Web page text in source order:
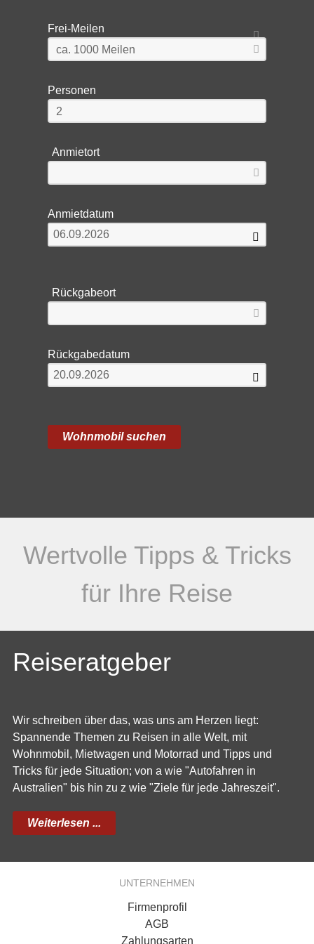
Frei-Meilen
Personen
Anmietort
Anmietdatum
Rückgabeort
Rückgabedatum
Wertvolle Tipps & Tricks
für Ihre Reise
Reiseratgeber
Wir schreiben über das, was uns am Herzen liegt:
Spannende Themen zu Reisen in alle Welt, mit
Wohnmobil, Mietwagen und Motorrad und Tipps und
Tricks für jede Situation; von a wie "Autofahren in
Australien" bis hin zu z wie "Ziele für jede Jahreszeit".
Weiterlesen ...
UNTERNEHMEN
Firmenprofil
AGB
Zahlungsarten